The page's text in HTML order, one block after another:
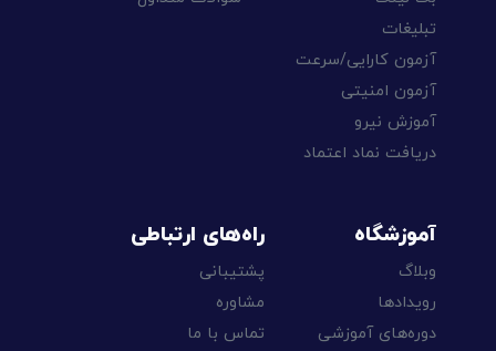
تبلیغات
آزمون کارایی/سرعت
آزمون امنیتی
آموزش نیرو
دریافت نماد اعتماد
آموزشگاه
وبلاگ
رویدادها
دوره‌های آموزشی
راه‌های ارتباطی
پشتیبانی
مشاوره
تماس با ما